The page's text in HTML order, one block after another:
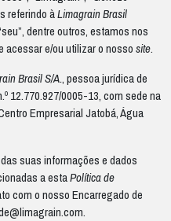
referindo àLimagrain Brasil
dentre outros, estamos nos
acessar e/ou utilizar o nossosite.
Brasil S/A., pessoa jurídica de
12.770.927/0005-13, com sede na
Empresarial Jatobá, Água
suas informações e dados
a estaPolítica de
com o nosso Encarregado de
.